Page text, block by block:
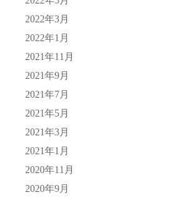
2022年3月
2022年1月
2021年11月
2021年9月
2021年7月
2021年5月
2021年3月
2021年1月
2020年11月
2020年9月